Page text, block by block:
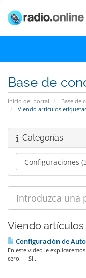
Base de
Inicio del portal
Base de
Viendo artículos
Categorías
Viendo
Configuración de
En este video le
cero. Si...